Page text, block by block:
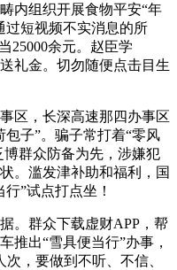
组织开展食物平安“年
过短视频不实消息的所
25000余元。赵臣学
礼金。切勿随便点击目生
，长深高速那四办事区
子”。骗子常打着“零风
博群众防备为先，涉嫌犯
。滥发津补助和福利，国
”试点打点坐！
群众下载虚财APP，帮
推出“雪具便当行”办事，
，要做到不听、不信、